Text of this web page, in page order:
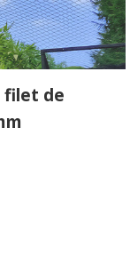
filet de